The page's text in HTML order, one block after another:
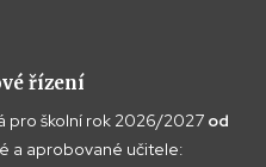
řízení
pro školní rok 2026/2027 od
a aprobované učitele: